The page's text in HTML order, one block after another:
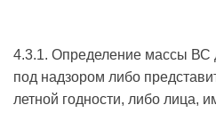
4.3.1. Определение массы ВС
под надзором либо
летной годности, либо лица,